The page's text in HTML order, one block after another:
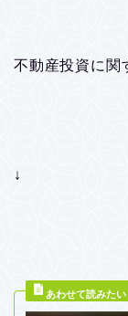
不動産投資に関
↓